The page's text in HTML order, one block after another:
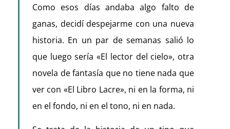
Como esos días andaba algo falto de
ganas, decidí despejarme con una nueva
historia. En un par de semanas salió lo
que luego sería «El lector del cielo», otra
novela de fantasía que no tiene nada que
ver con «El Libro Lacre», ni en la forma, ni
en el fondo, ni en el tono, ni en nada.